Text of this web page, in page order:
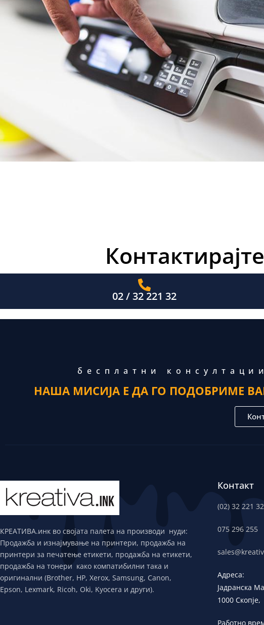
02 / 32 221 32
бесплатни
НАША МИСИЈА Е ДА ГО ПОДОБРИМЕ
КРЕАТИВА.инк во својата палета на производи нуди:
Продажба и изнајмување на принтери, продажба на
принтери за печатење етикети, продажба на етикети,
продажба на тонери како компатибилни така и
оригинални (Brother, HP, Xerox, Samsung, Canon,
Epson, Lexmark, Ricoh, Oki, Kyocera и други).
Контакт
(02) 32 221 32
075 296 255
Адреса:
Јадранска
1000 Скопје,
Работно